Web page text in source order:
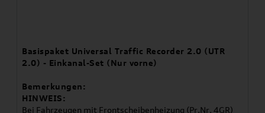
Basispaket Universal Traffic Recorder 2.0 (UTR
2.0) - Einkanal-Set (Nur vorne)
Bemerkungen:
HINWEIS:
Bei Fahrzeugen mit Frontscheibenheizung (Pr.Nr. 4GR)